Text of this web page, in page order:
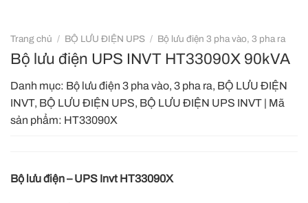
Trang chủ / BỘ LƯU ĐIỆN UPS / Bộ lưu điện 3 pha vào, 3 pha ra
Bộ lưu điện UPS INVT HT33090X 90kVA
Danh mục: Bộ lưu điện 3 pha vào, 3 pha ra, BỘ LƯU ĐIỆN
INVT, BỘ LƯU ĐIỆN UPS, BỘ LƯU ĐIỆN UPS INVT | Mã
sản phẩm: HT33090X
Bộ lưu điện – UPS Invt HT33090X